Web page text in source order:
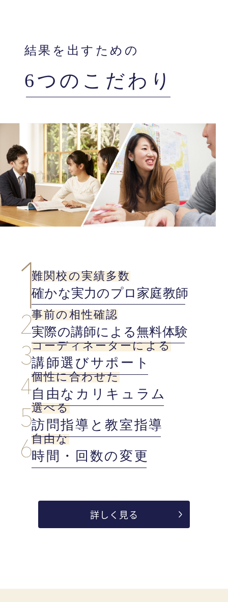
結果を出すための
6つのこだわり
難関校の実績多数
確かな実力のプロ家庭教師
事前の相性確認
実際の講師による無料体験
コーディネーターによる
講師選びサポート
個性に合わせた
自由なカリキュラム
選べる
訪問指導と教室指導
自由な
時間・回数の変更
詳しく見る